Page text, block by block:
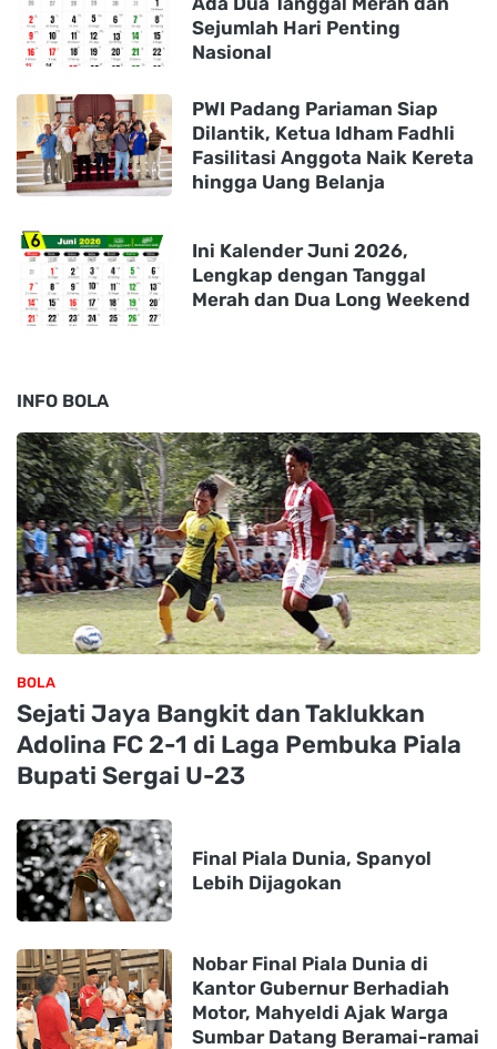
Sejumlah Hari Penting
Nasional
PWI Padang Pariaman Siap
Dilantik, Ketua Idham Fadhli
Fasilitasi Anggota Naik Kereta
hingga Uang Belanja
Ini Kalender Juni 2026,
Lengkap dengan Tanggal
Merah dan Dua Long Weekend
INFO BOLA
BOLA
Sejati Jaya Bangkit dan Taklukkan
Adolina FC 2-1 di Laga Pembuka Piala
Bupati Sergai U-23
Final Piala Dunia, Spanyol
Lebih Dijagokan
Nobar Final Piala Dunia di
Kantor Gubernur Berhadiah
Motor, Mahyeldi Ajak Warga
Sumbar Datang Beramai-ramai